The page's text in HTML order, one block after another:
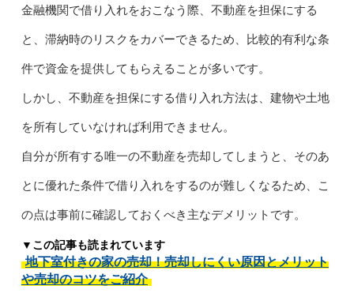
金融機関で借り入れをおこなう際、不動産を担保にする
と、滞納時のリスクをカバーできるため、比較的有利な条
件で資金を提供してもらえることが多いです。
しかし、不動産を担保にする借り入れ方法は、建物や土地
を所有していなければ利用できません。
自分が所有する唯一の不動産を売却してしまうと、そのあ
とに優れた条件で借り入れをするのが難しくなるため、こ
の点は事前に確認しておくべき主なデメリットです。
▼この記事も読まれています
地下室付きの家の売却！売却しにくい原因とメリット
や売却のコツをご紹介